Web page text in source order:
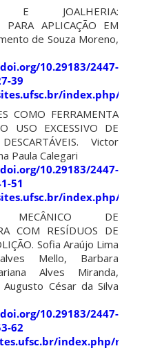
E JOALHERIA:
PARA APLICAÇÃO EM
de Souza Moreno,
10.29183/2447-
39
index.php/
COMO FERRAMENTA
USO EXCESSIVO DE
Victor
Paula Calegari
10.29183/2447-
51
index.php/
MECÂNICO DE
COM RESÍDUOS DE
Sofia Araújo Lima
Mello, Barbara
Alves Miranda,
César da Silva
10.29183/2447-
62
index.php/